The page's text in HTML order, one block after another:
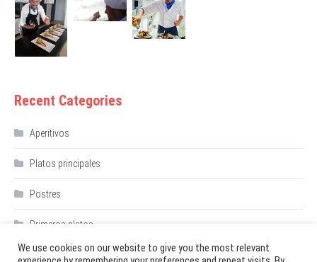
Recent Categories
Aperitivos
Platos principales
Postres
Primeros platos
We use cookies on our website to give you the most relevant